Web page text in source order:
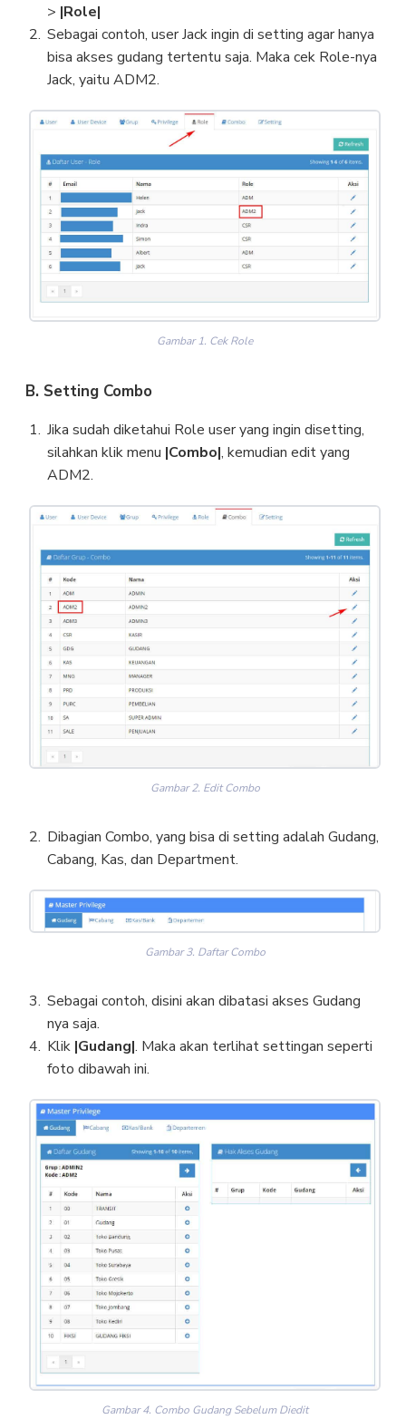
> |Role|
Sebagai contoh, user Jack ingin di setting agar hanya
bisa akses gudang tertentu saja. Maka cek Role-nya
Jack, yaitu ADM2.
Gambar 1. Cek Role
B. Setting Combo
Jika sudah diketahui Role user yang ingin disetting,
silahkan klik menu |Combo|, kemudian edit yang
ADM2.
Gambar 2. Edit Combo
Dibagian Combo, yang bisa di setting adalah Gudang,
Cabang, Kas, dan Department.
Gambar 3. Daftar Combo
Sebagai contoh, disini akan dibatasi akses Gudang
nya saja.
Klik |Gudang|. Maka akan terlihat settingan seperti
foto dibawah ini.
Gambar 4. Combo Gudang Sebelum Diedit